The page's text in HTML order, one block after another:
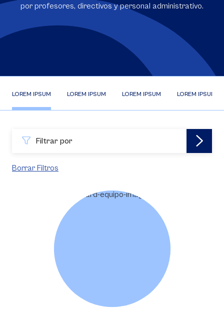
por profesores, directivos y personal administrativo.
LOREM IPSUM LOREM IPSUM LOREM IPSUM LOREM IPSUM
Filtrar por
Borrar Filtros